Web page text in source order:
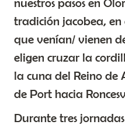
tradición jacobea, en
que venían/ vienen
eligen cruzar la
la cuna del Reino de
de Port hacia
Durante tres